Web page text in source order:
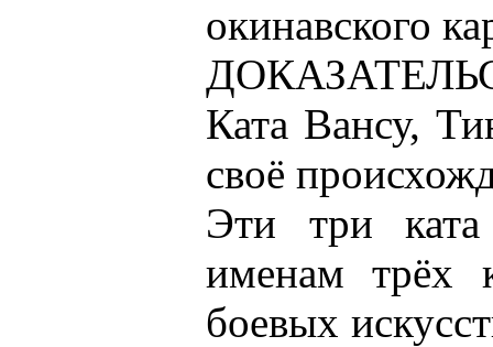
окинавского
Ката Вансу,
своё
Эти три
именам трёх
боевых